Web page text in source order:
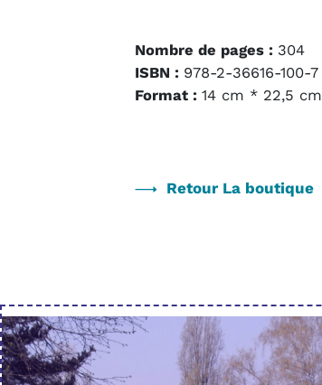
Nombre de pages : 304
ISBN : 978-2-36616-100-7
Format : 14 cm * 22,5 cm
Retour La boutique